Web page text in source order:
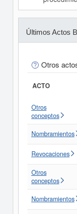
Últimos Actos
Otros
ACTO
Otros
conceptos
Nombramientos
Revocaciones
Otros
conceptos
Nombramientos